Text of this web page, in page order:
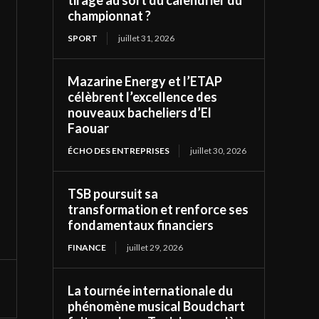
championnat ?
SPORT juillet 31, 2026
Mazarine Energy et l’ETAP
célèbrent l’excellence des
nouveaux bacheliers d’El
Faouar
ÉCHO DES ENTREPRISES juillet 30, 2026
TSB poursuit sa
transformation et renforce ses
fondamentaux financiers
FINANCE juillet 29, 2026
La tournée internationale du
phénomène musical Boudchart